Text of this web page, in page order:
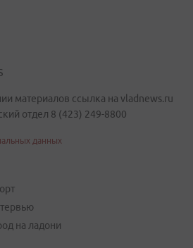
материалов ссылка на vladnews.ru
отдел 8 (423) 249-8800
данных
на ладони